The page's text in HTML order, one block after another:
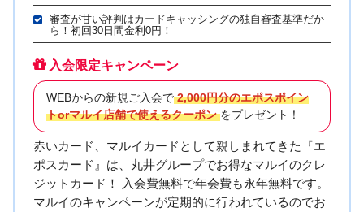
審査が甘い評判はカードキャッシングの独自審査基準だか
ら！初回30日間金利0円！
入会限定キャンペーン
WEBからの新規ご入会で 2,000円分のエポスポイン
トorマルイ店舗で使えるクーポン をプレゼント！
赤いカード、マルイカードとして親しまれてきた『エ
ポスカード』は、丸井グループでお得なマルイのクレ
ジットカード！ 入会費無料で年会費も永年無料です。
マルイのキャンペーンが定期的に行われているのでお